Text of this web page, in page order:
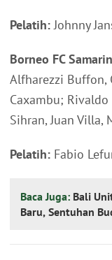
Pelatih:Johnny
Borneo FC
Alfharezzi Buffon,
Caxambu;
Sihran, Juan Villa,
Pelatih: Fabio
Baca Juga: Bali
Baru, Sentuhan